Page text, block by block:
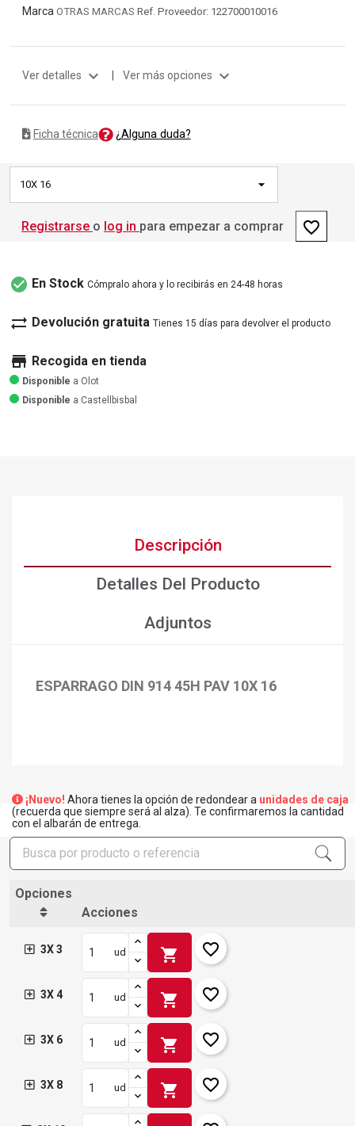
Marca OTRAS MARCAS Ref. Proveedor: 122700010016
Ver detalles expand_more | Ver más opciones expand_more
Ficha técnica ¿Alguna duda?
10X 16
Registrarse o log in para empezar a comprar favorite_border
check_circle En Stock Cómpralo ahora y lo recibirás en 24-48 horas
sync_alt Devolución gratuita Tienes 15 días para devolver el producto
store Recogida en tienda
Disponible a Olot
Disponible a Castellbisbal
Descripción
Detalles Del Producto
Adjuntos
ESPARRAGO DIN 914 45H PAV 10X 16
¡Nuevo! Ahora tienes la opción de redondear a unidades de caja
(recuerda que siempre será al alza). Te confirmaremos la cantidad
con el albarán de entrega.
Opciones
Acciones
3X 3 ud shopping_cart favorite_border
3X 4 ud shopping_cart favorite_border
3X 6 ud shopping_cart favorite_border
3X 8 ud shopping_cart favorite_border